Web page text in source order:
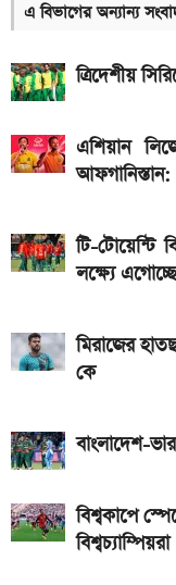
আজকের সকল দেশের
এসএসসি ও সমমানের
৭০৫০mAh ব্যাটারি
আজকের স্বর্ণের
নতুন পে-স্কেল কার্যকর
আজ ৪ ঘণ্টা বিদ্যুৎ
এ বিভাগের অন্যান্য
ত্রিদেশীয়
এশিয়ান
টি-টোয়েন্টি
লক্ষ্যে
মিরাজের
কে
বাংলাদেশ-
বিশ্বকাপে
বিশ্বচ্যাম্পিয়রা